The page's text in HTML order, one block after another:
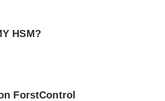
HSM?
ForstControl